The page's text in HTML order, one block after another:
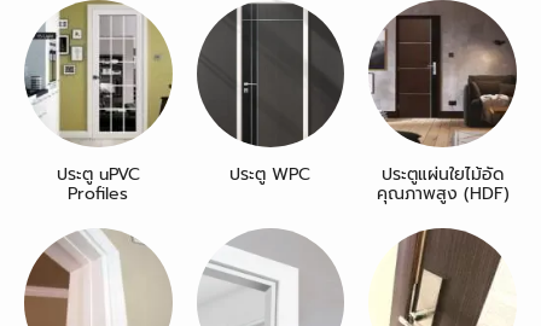
ประตู uPVC
Profiles
ประตู WPC ประตูแผ่นใยไม้อัด
คุณภาพสูง (HDF)